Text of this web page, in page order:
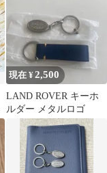
現在 ¥2,500
LAND ROVER キーホ
ルダー メタルロゴ